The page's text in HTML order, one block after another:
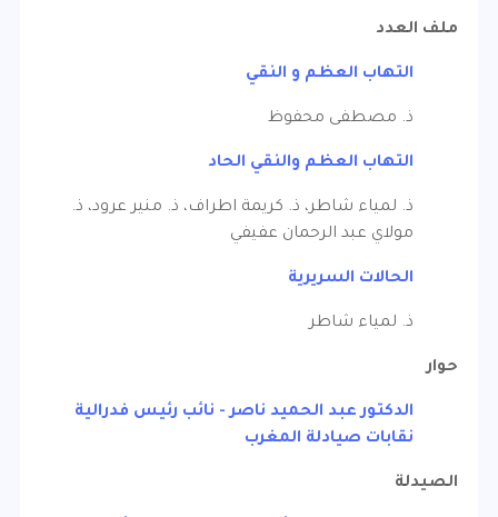
ملف العدد
التهاب العظم و النقي
ذ. مصطفى محفوظ
التهاب العظم والنقي الحاد
ذ. لمياء شاطر، ذ. كريمة اطراف، ذ. منير عرود، ذ.
مولاي عبد الرحمان عفيفي
الحالات السريرية
ذ. لمياء شاطر
حوار
الدكتور عبد الحميد ناصر - نائب رئيس فدرالية
نقابات صيادلة المغرب
الصيدلة